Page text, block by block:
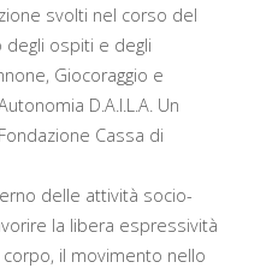
GG
IO
svolti nel corso del
degli ospiti e degli
Giocoraggio e
D.A.I.L.A. Un
Cassa di
delle attività socio-
la libera espressività
corpo, il movimento nello